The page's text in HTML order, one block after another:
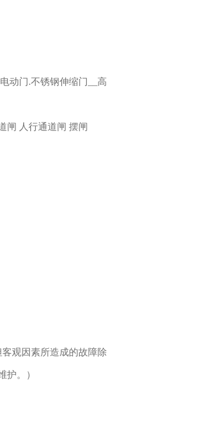
动门.不锈钢伸缩门__高
闸 人行通道闸 摆闸
观因素所造成的故障除
护。）